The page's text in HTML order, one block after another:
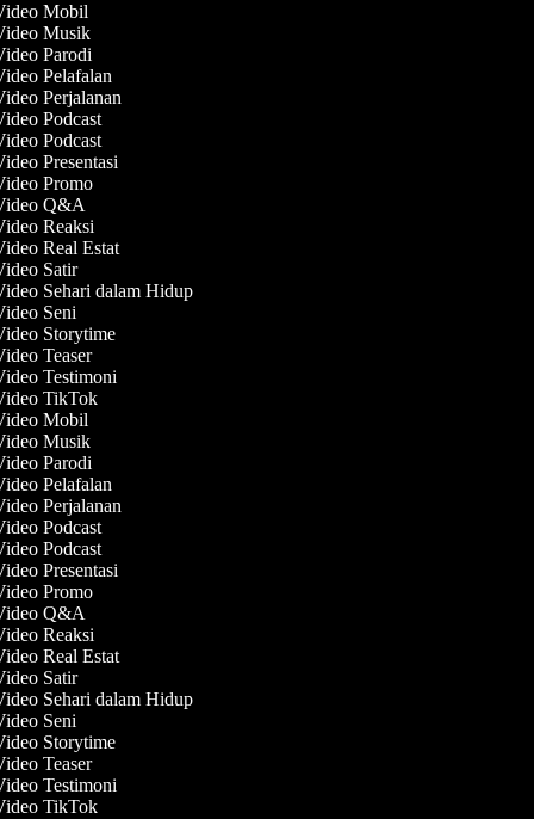
Mobil
Musik
Parodi
Pelafalan
Perjalanan
Podcast
Podcast
Presentasi
Promo
Q&A
Reaksi
Real Estat
Satir
Sehari dalam Hidup
Seni
Storytime
Teaser
Testimoni
TikTok
Mobil
Musik
Parodi
Pelafalan
Perjalanan
Podcast
Podcast
Presentasi
Promo
Q&A
Reaksi
Real Estat
Satir
Sehari dalam Hidup
Seni
Storytime
Teaser
Testimoni
TikTok